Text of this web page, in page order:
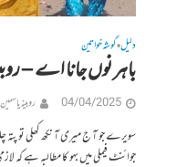
دلیل•گوشہ خواتین
باہر نوں جانا اے –
04/04/2025 روبینہ یاسمین
سویرے جو آ ج میری آ نکھ کھلی تو
جوائنٹ فیملی میں بہو کا مطالبہ ہے کہ